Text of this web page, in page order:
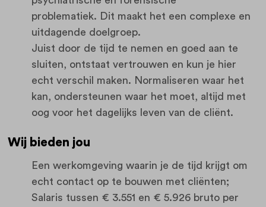
problematiek. Dit maakt het een complexe en
uitdagende doelgroep.
Juist door de tijd te nemen en goed aan te
sluiten, ontstaat vertrouwen en kun je hier
echt verschil maken. Normaliseren waar het
kan, ondersteunen waar het moet, altijd met
oog voor het dagelijks leven van de cliënt.
Wij bieden jou
Een werkomgeving waarin je de tijd krijgt om
echt contact op te bouwen met cliënten;
Salaris tussen € 3.551 en € 5.926 bruto per